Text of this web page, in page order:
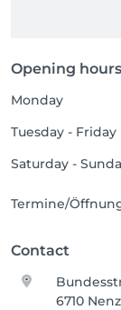
Opening hours
Monday
Tuesday - Friday
Saturday -
Termine/
Contact
6710